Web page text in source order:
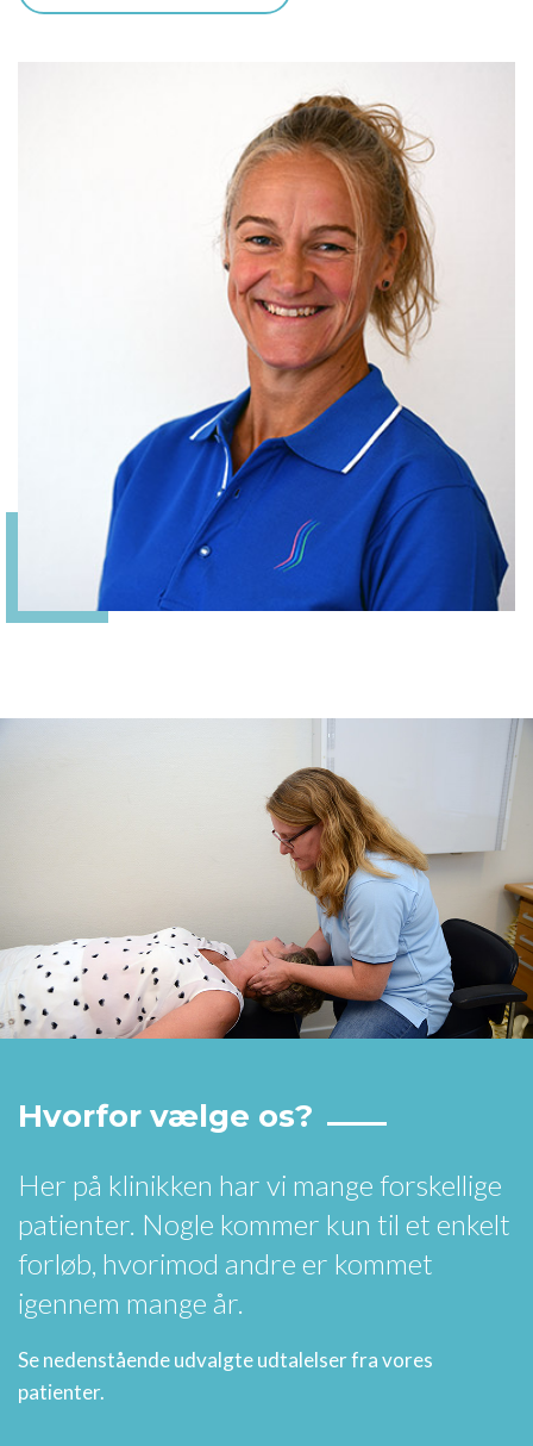
Hvorfor vælge os?
Her på klinikken har vi mange forskellige
patienter. Nogle kommer kun til et enkelt
forløb, hvorimod andre er kommet
igennem mange år.
Se nedenstående udvalgte udtalelser fra vores
patienter.